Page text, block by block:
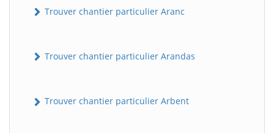
Trouver chantier particulier Aranc
Trouver chantier particulier Arandas
Trouver chantier particulier Arbent